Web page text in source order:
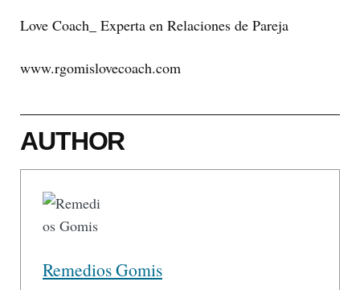
Love Coach_ Experta en Relaciones de Pareja
www.rgomislovecoach.com
AUTHOR
Remedios Gomis